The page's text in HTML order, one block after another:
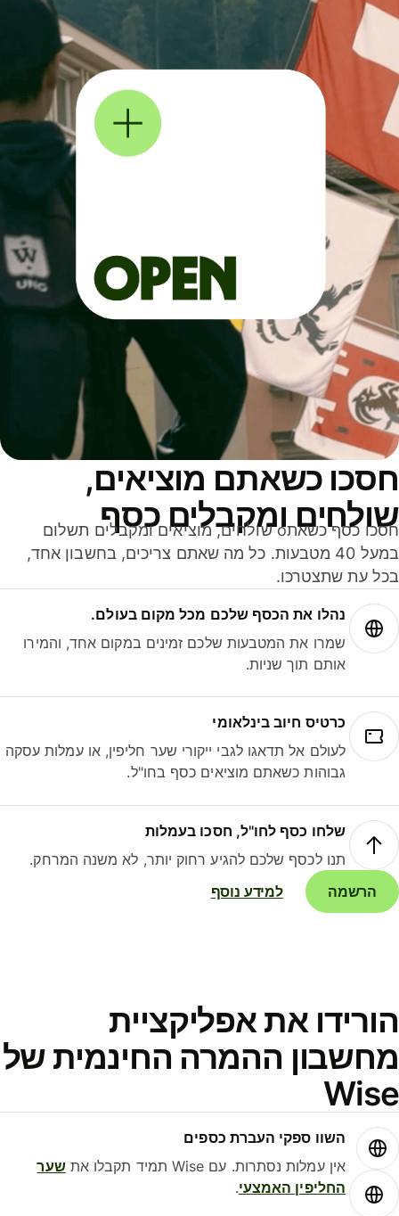
כשאתם מוציאים,
ומקבלים כסף
חסכו כסף כשאתo שולחים, מוציאים ומקבלים תשלום
במעל 40 מטבעות. כל מה שאתם צריכים, בחשבון אחד,
עת שתצטרכו.
נהלו את הכסף שלכם מכל מקום בעולם.
שמרו את המטבעות שלכם זמינים במקום אחד, והמירו
אותם תוך שניות.
כרטיס חיוב בינלאומי
לעולם אל תדאגו לגבי ייקורי שער חליפין, או עמלות עסקה
גבוהות כשאתם מוציאים כסף בחו"ל.
שלחו כסף לחו"ל, חסכו בעמלות
תנו לכסף שלכם להגיע רחוק יותר, לא משנה המרחק.
הרשמה
למידע נוסף
את אפליקציית
ההמרה החינמית של
השוו ספקי העברת כספים
אין עמלות נסתרות. עם Wise תמיד תקבלו את
שער
החליפין האמצעי.